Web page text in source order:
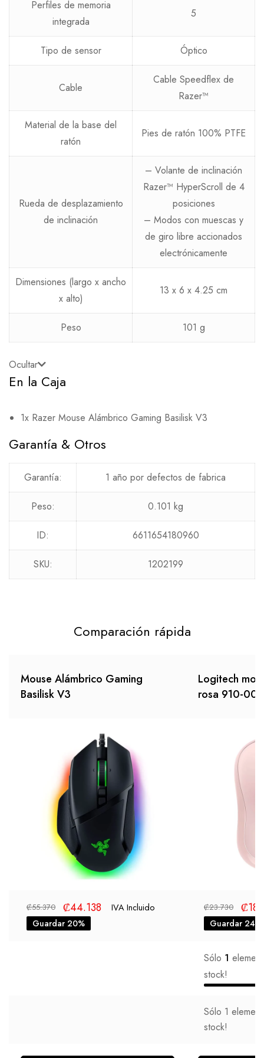
Perfiles de memoria
integrada
5
Tipo de sensor Óptico
Cable
Cable Speedflex de
Razer™
Material de la base del
ratón
Pies de ratón 100% PTFE
Rueda de desplazamiento
de inclinación
– Volante de inclinación
Razer™ HyperScroll de 4
posiciones
– Modos con muescas y
de giro libre accionados
electrónicamente
Dimensiones (largo x ancho
x alto)
13 x 6 x 4.25 cm
Peso 101 g
Ocultar
En la Caja
1x Razer Mouse Alámbrico Gaming Basilisk V3
Garantía & Otros
Garantía: 1 año por defectos de fabrica
Peso: 0.101 kg
ID: 6611654180960
SKU: 1202199
Comparación rápida
Mouse Alámbrico Gaming
Basilisk V3
Logitech
rosa 910-
₡55.370 ₡44.138
IVA Incluido
Guardar 20%
₡23.730 ₡
Guardar 24%
Sólo 1
stock!
Sólo 1
stock!